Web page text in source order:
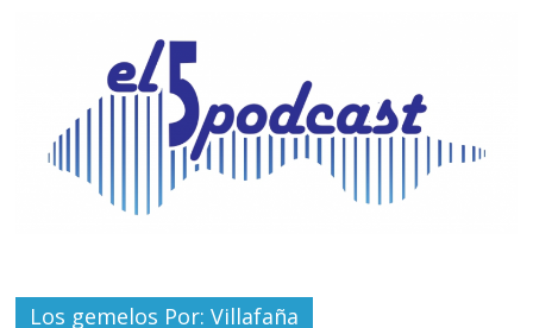
Los gemelos Por: Villafaña